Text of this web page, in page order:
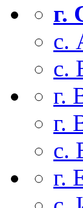
г.
с.
с.
г.
г.
с.
г.